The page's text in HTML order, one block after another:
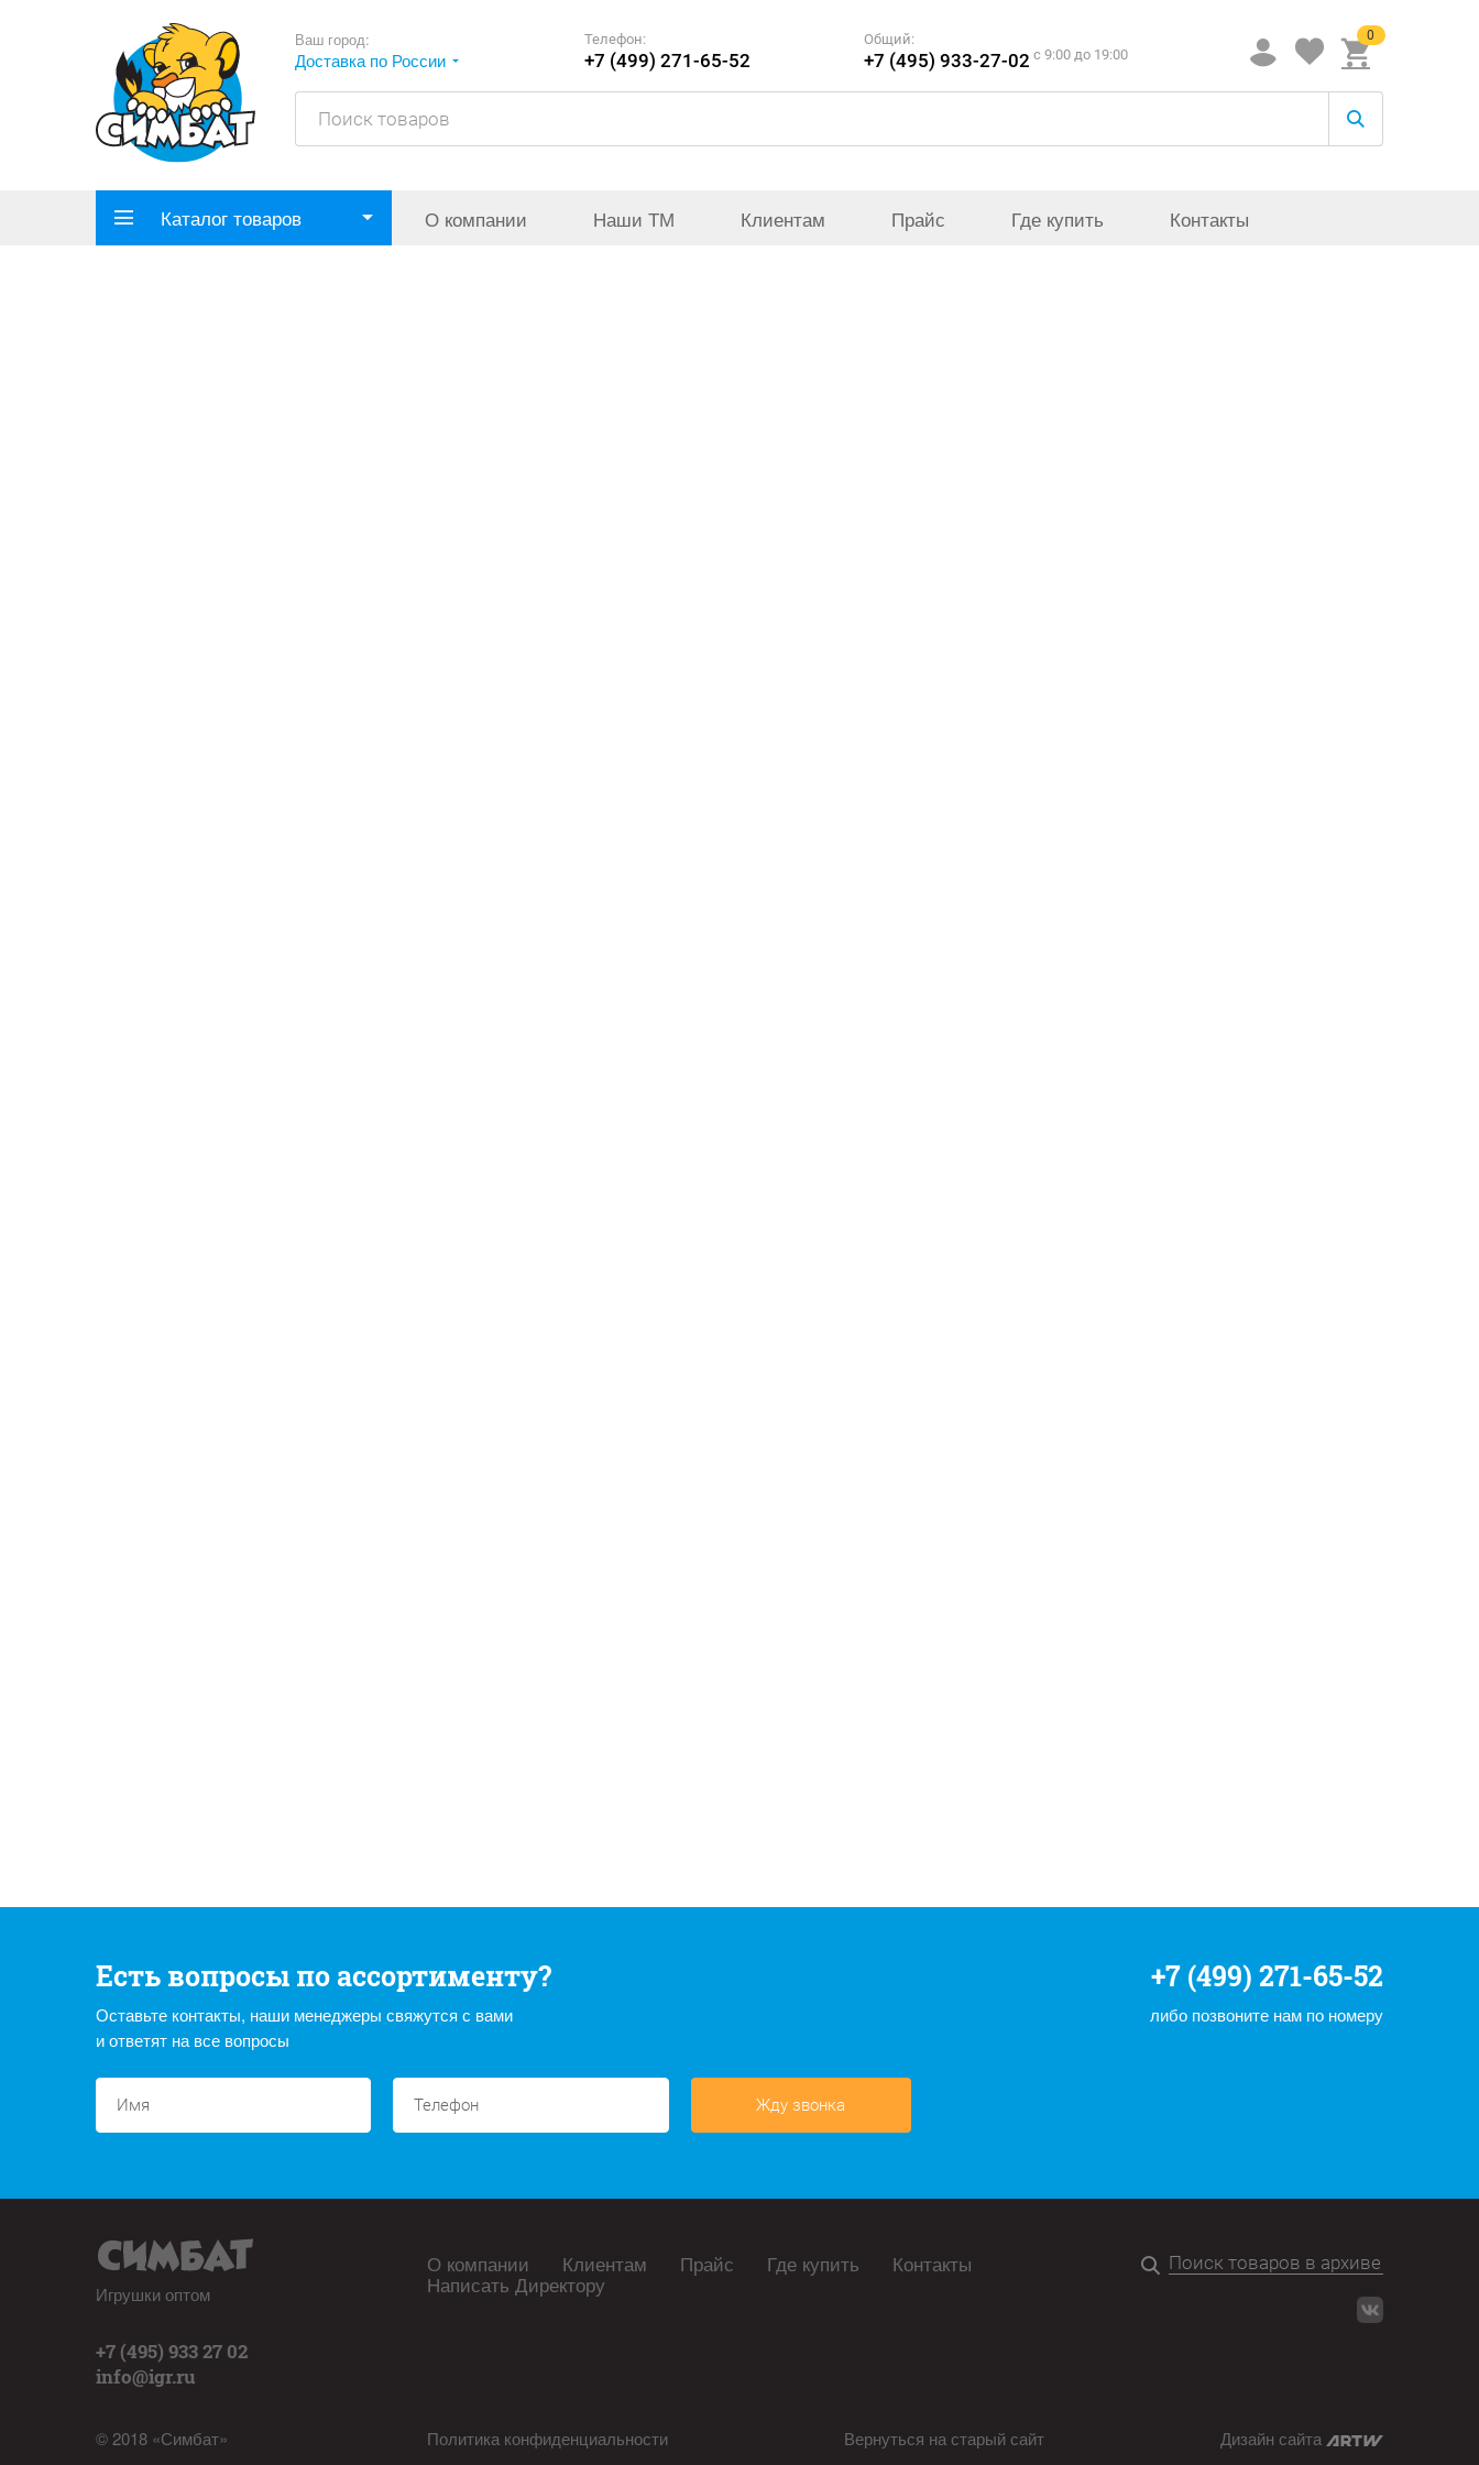
Ваш город:
Доставка по России
Телефон:
+7 (499) 271-65-52
Общий:
+7 (495) 933-27-02 c 9:00 до 19:00
0
Каталог товаров О компании Наши ТМ Клиентам Прайс Где купить Контакты
Есть вопросы по ассортименту?
Оставьте контакты, наши менеджеры свяжутся с вами
и ответят на все вопросы
+7 (499) 271-65-52
либо позвоните нам по номеру
Жду звонка
Игрушки оптом
+7 (495) 933 27 02
info@igr.ru
© 2018 «Симбат»
О компании Клиентам Прайс Где купить Контакты
Написать Директору
Политика конфиденциальности Вернуться на старый сайт Дизайн сайта